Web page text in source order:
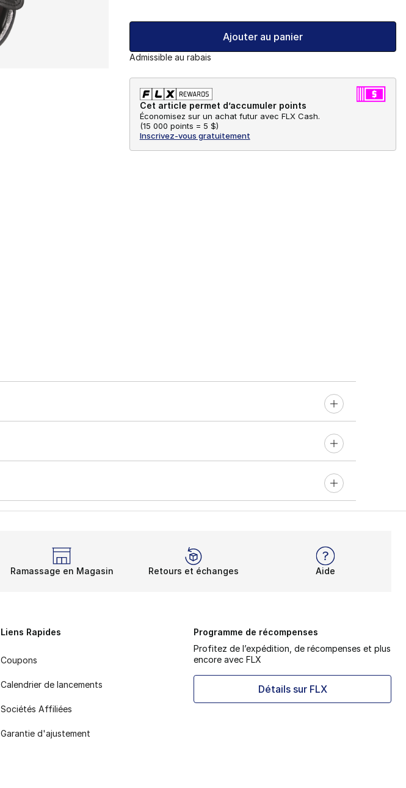
Ajouter au panier
Admissible au rabais
Cet article permet d’accumuler points
Économisez sur un achat futur avec FLX Cash.
(15 000 points = 5 $)
Inscrivez-vous gratuitement
Ramassage en Magasin Retours et échanges Aide
Liens Rapides
Coupons
Calendrier de lancements
Sociétés Affiliées
Garantie d'ajustement
Programme de récompenses
Profitez de l’expédition, de récompenses et plus
encore avec FLX
Détails sur FLX